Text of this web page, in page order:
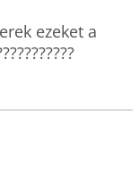
ezeket a